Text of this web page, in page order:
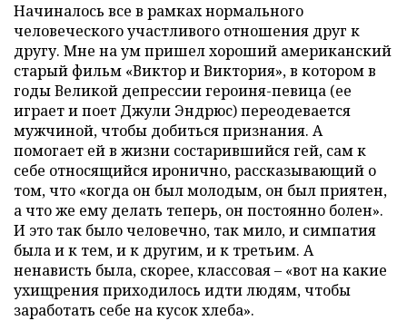
Начиналось все в рамках нормального
человеческого участливого отношения друг к
другу. Мне на ум пришел хороший американский
старый фильм «Виктор и Виктория», в котором в
годы Великой депрессии героиня-певица (ее
играет и поет Джули Эндрюс) переодевается
мужчиной, чтобы добиться признания. А
помогает ей в жизни состарившийся гей, сам к
себе относящийся иронично, рассказывающий о
том, что «когда он был молодым, он был приятен,
а что же ему делать теперь, он постоянно болен».
И это так было человечно, так мило, и симпатия
была и к тем, и к другим, и к третьим. А
ненависть была, скорее, классовая – «вот на какие
ухищрения приходилось идти людям, чтобы
заработать себе на кусок хлеба».